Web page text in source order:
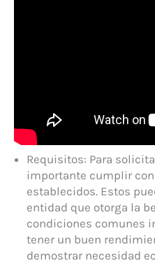
Requisitos: Para
importante cumplir
establecidos. Estos
entidad que otorga la
condiciones comunes
tener un buen
demostrar necesidad